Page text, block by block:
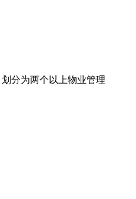
分为两个以上物业管理